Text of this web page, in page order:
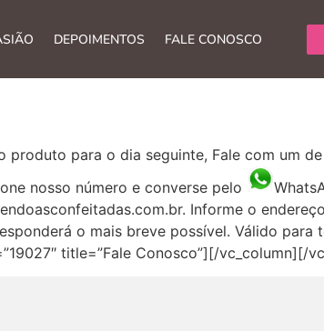
DEPOIMENTOS FALE CONOSCO
para o dia seguinte, Fale com um
nosso número e converse pelo
. Informe o
o mais breve possível. Válido para
title=”Fale Conosco”][/vc_column][/